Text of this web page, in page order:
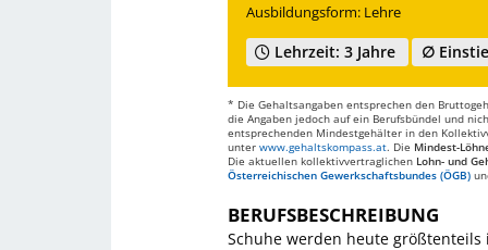
Ausbildungsform: Lehre
Lehrzeit: 3 Jahre ∅
* Die Gehaltsangaben entsprechen den
die Angaben jedoch auf ein Berufsbündel und
entsprechenden Mindestgehälter in den
unter www.gehaltskompass.at. Die Mindest-
Die aktuellen kollektivvertraglichen Lohn- und
Österreichischen Gewerkschaftsbundes (ÖGB)
BERUFSBESCHREIBUNG
Schuhe werden heute